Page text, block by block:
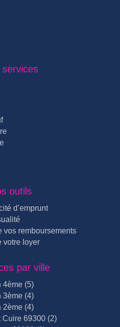
services
outils
d’emprunt
vos remboursements
votre loyer
par ville
4ème (5)
3ème (4)
2ème (4)
Cuire 69300 (2)